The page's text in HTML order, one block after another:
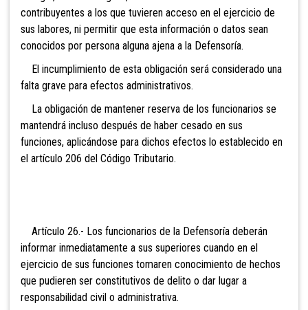
contribuyentes a los que tuvieren acceso en el ejercicio de
sus labores, ni permitir que esta información o datos sean
conocidos por persona alguna ajena a la Defensoría.
El incumplimiento de esta obligación será considerado una
falta grave para efectos administrativos.
La obligación de mantener reserva de los funcionarios se
mantendrá incluso después de haber cesado en sus
funciones, aplicándose para dichos efectos lo establecido en
el artículo 206 del Código Tributario.
Artículo 26.- Los funcionarios de la Defensoría deberán
informar inmediatamente a sus superiores cuando en el
ejercicio de sus funciones tomaren conocimiento de hechos
que pudieren ser constitutivos de delito o dar lugar a
responsabilidad civil o administrativa.